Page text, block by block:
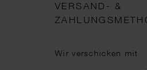
VERSAND- &
Wir verschicken mit